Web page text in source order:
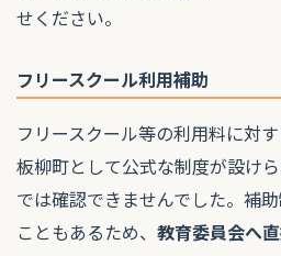
せください。
フリースクール利用補助
フリースクール等の利用料に対
板柳町として公式な制度が設け
では確認できませんでした。補
こともあるため、 教育委員会へ